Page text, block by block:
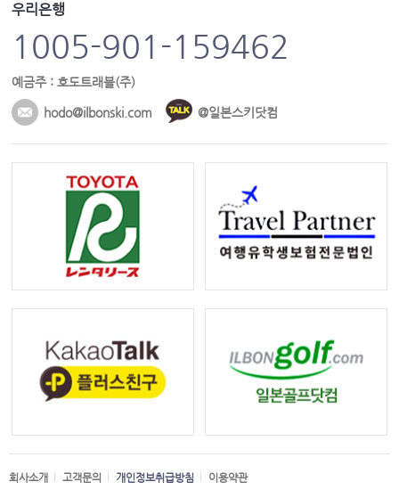
우리은행
1005-901-159462
예금주 : 호도트래블(주)
hodo@ilbonski.com @일본스키닷컴
회사소개 고객문의 개인정보취급방침 이용약관